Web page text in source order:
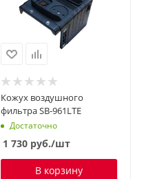
Кожух воздушного
фильтра SB-961LTE
Достаточно
1 730руб./шт
В корзину